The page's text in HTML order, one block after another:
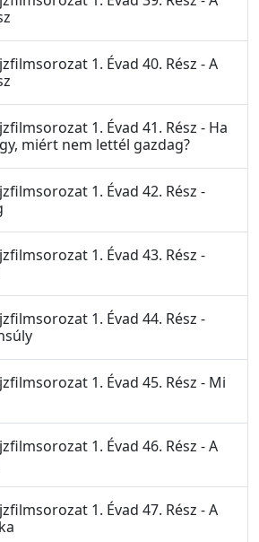
1. Évad 40. Rész - A
1. Évad 41. Rész - Ha
miért nem lettél gazdag?
1. Évad 42. Rész -
1. Évad 43. Rész -
1. Évad 44. Rész -
1. Évad 45. Rész - Mi
1. Évad 46. Rész - A
1. Évad 47. Rész - A